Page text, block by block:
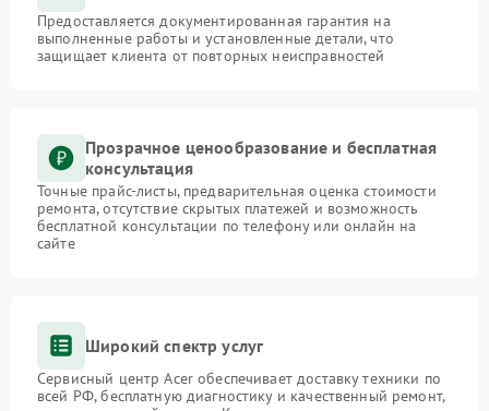
Предоставляется документированная гарантия на
выполненные работы и установленные детали, что
защищает клиента от повторных неисправностей
Прозрачное ценообразование и бесплатная
консультация
Точные прайс-листы, предварительная оценка стоимости
ремонта, отсутствие скрытых платежей и возможность
бесплатной консультации по телефону или онлайн на
сайте
Широкий спектр услуг
Сервисный центр Acer обеспечивает доставку техники по
всей РФ, бесплатную диагностику и качественный ремонт,